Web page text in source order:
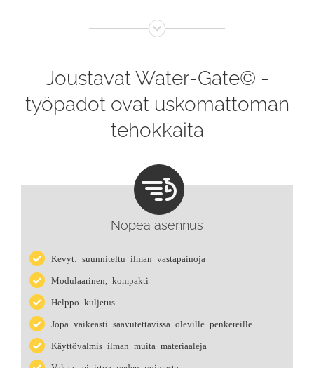
Joustavat Water-Gate© -
työpadot ovat uskomattoman
tehokkaita
Nopea asennus
Kevyt: suunniteltu ilman vastapainoja
Modulaarinen, kompakti
Helppo kuljetus
Jopa vaikeasti saavutettavissa oleville penkereille
Käyttövalmis ilman muita materiaaleja